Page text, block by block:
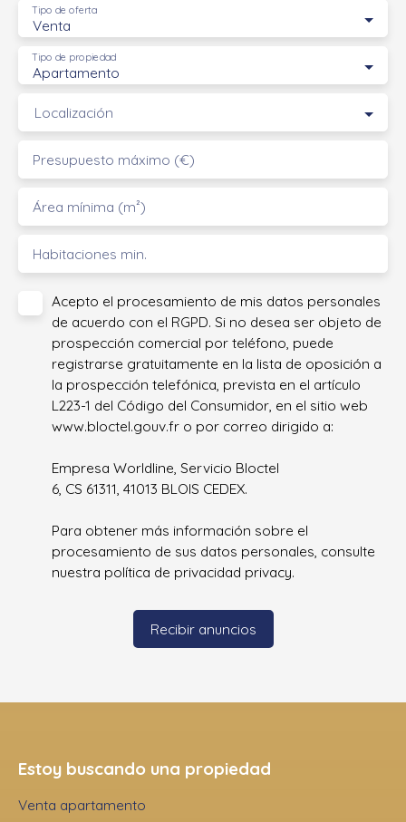
Venta
Tipo de oferta
Apartamento
Tipo de propiedad
Localización
Presupuesto máximo (€)
Área mínima (m²)
Habitaciones min.
Acepto el procesamiento de mis datos personales
de acuerdo con el RGPD. Si no desea ser objeto de
prospección comercial por teléfono, puede
registrarse gratuitamente en la lista de oposición a
la prospección telefónica, prevista en el artículo
L223-1 del Código del Consumidor, en el sitio web
www.bloctel.gouv.fr o por correo dirigido a:
Empresa Worldline, Servicio Bloctel
6, CS 61311, 41013 BLOIS CEDEX.
Para obtener más información sobre el
procesamiento de sus datos personales, consulte
nuestra política de privacidad privacy.
Recibir anuncios
Estoy buscando una propiedad
Venta apartamento